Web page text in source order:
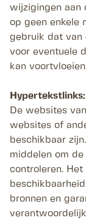
wijzigingen aan
op geen enkele
gebruik dat van
voor eventuele
kan
Hypertekstlinks:
De websites
websites of
beschikbaar
middelen om
controleren.
bronnen en